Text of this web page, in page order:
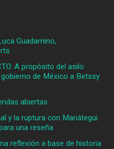
Guadamino,
A propósito del asilo
de México a Betssy
abiertas
y la ruptura con Mariátegui.
una reseña
reflexión a base de historia